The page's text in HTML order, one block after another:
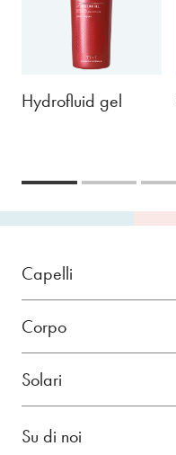
Hydrofluid gel
Capelli
Corpo
Solari
Su di noi